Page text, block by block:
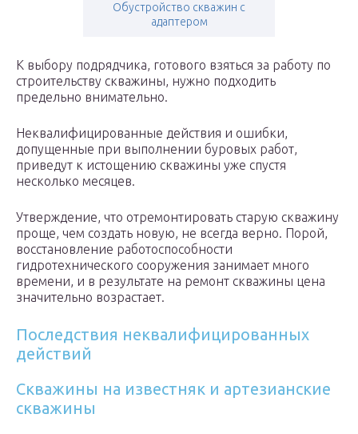
Обустройство скважин с
адаптером
К выбору подрядчика, готового взяться за работу по
строительству скважины, нужно подходить
предельно внимательно.
Неквалифицированные действия и ошибки,
допущенные при выполнении буровых работ,
приведут к истощению скважины уже спустя
несколько месяцев.
Утверждение, что отремонтировать старую скважину
проще, чем создать новую, не всегда верно. Порой,
восстановление работоспособности
гидротехнического сооружения занимает много
времени, и в результате на ремонт скважины цена
значительно возрастает.
Последствия неквалифицированных
действий
Скважины на известняк и артезианские
скважины